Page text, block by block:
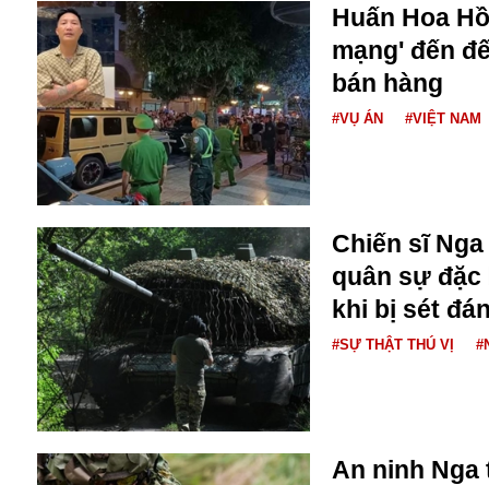
Bão tuyết
Bệnh viện
Bản quyền
Bảo tàng
Blockchain
Bộ Ngoại giao
Bình Dương
Biển Đen
Bình Định
Bulgaria
Biến chủng
Baikal
Bakhmut
Bulagria
Crimea
Huấn Hoa
mạng' đến
bán hàng
#VỤ ÁN #VIỆT NAM
Chiến sĩ
quân sự đặc
khi bị sét
#SỰ THẬT THÚ VỊ
An ninh Nga